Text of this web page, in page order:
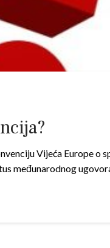
Vijeća Europe
međunarodnog